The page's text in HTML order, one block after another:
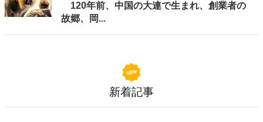
120年前、中国の大連で生まれ、創業者の
故郷、岡...
新着記事